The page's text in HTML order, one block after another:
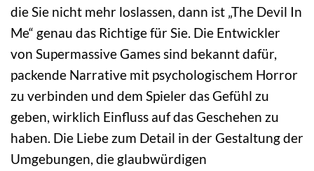
die Sie nicht mehr loslassen, dann ist „The Devil In
Me“ genau das Richtige für Sie. Die Entwickler
von Supermassive Games sind bekannt dafür,
packende Narrative mit psychologischem Horror
zu verbinden und dem Spieler das Gefühl zu
geben, wirklich Einfluss auf das Geschehen zu
haben. Die Liebe zum Detail in der Gestaltung der
Umgebungen, die glaubwürdigen